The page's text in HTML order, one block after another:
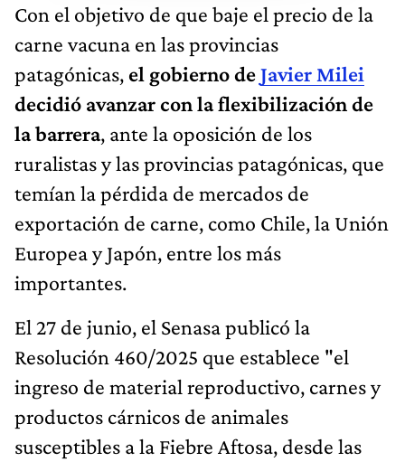
Con el objetivo de que baje el precio de la
carne vacuna en las provincias
patagónicas, el gobierno deJavier Milei
decidió avanzar con la flexibilización de
la barrera, ante la oposición de los
ruralistas y las provincias patagónicas, que
temían la pérdida de mercados de
exportación de carne, como Chile, la Unión
Europea y Japón, entre los más
importantes.
El 27 de junio, el Senasa publicó la
Resolución 460/2025 que establece "el
ingreso de material reproductivo, carnes y
productos cárnicos de animales
susceptibles a la Fiebre Aftosa, desde las